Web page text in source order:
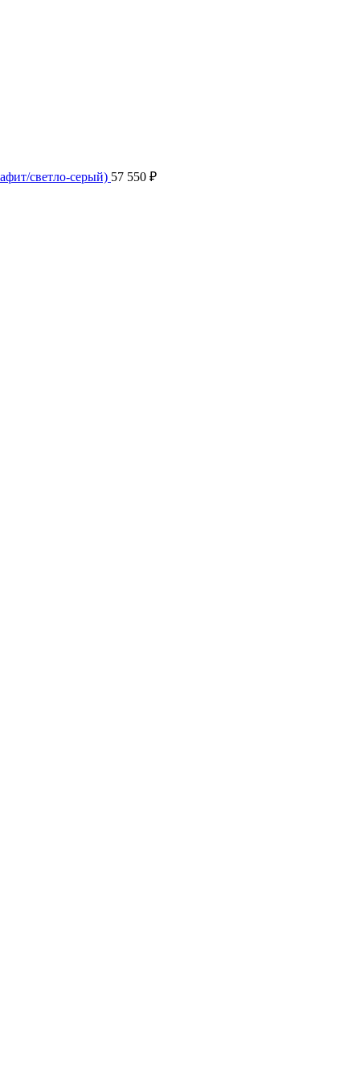
светло-серый) 57 550 ₽